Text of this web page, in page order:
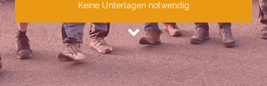
Keine Unterlagen notwendig